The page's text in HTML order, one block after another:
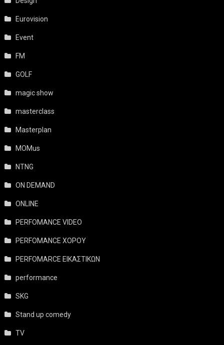
Eurovision
Event
FM
GOLF
magic show
masterclass
Masterplan
MOMus
NTNG
ON DEMAND
ONLINE
PERFOMANCE VIDEO
PERFOMANCE ΧΟΡΟΥ
PERFOMARCE ΕΙΚΑΣΤΙΚΩΝ
performance
SKG
Stand up comedy
TV